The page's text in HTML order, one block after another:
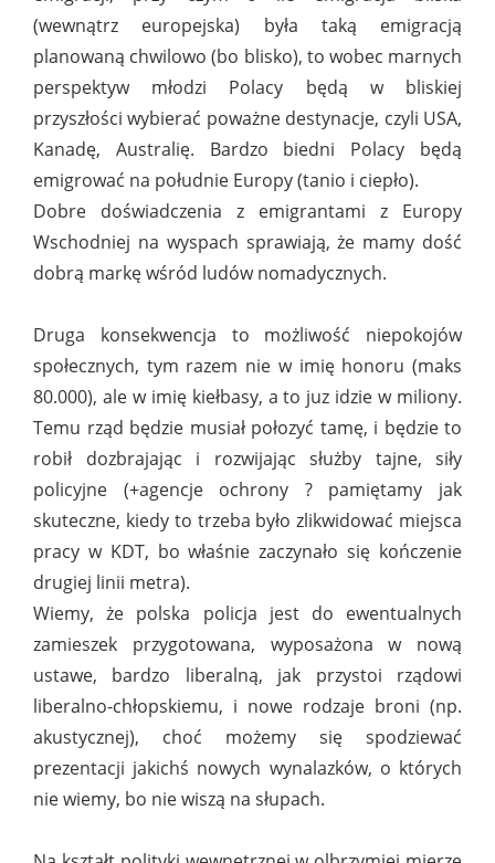
(wewnątrz europejska) była taką emigracją
planowaną chwilowo (bo blisko), to wobec marnych
perspektyw młodzi Polacy będą w bliskiej
przyszłości wybierać poważne destynacje, czyli USA,
Kanadę, Australię. Bardzo biedni Polacy będą
emigrować na południe Europy (tanio i ciepło).
Dobre doświadczenia z emigrantami z Europy
Wschodniej na wyspach sprawiają, że mamy dość
dobrą markę wśród ludów nomadycznych.
Druga konsekwencja to możliwość niepokojów
społecznych, tym razem nie w imię honoru (maks
80.000), ale w imię kiełbasy, a to juz idzie w miliony.
Temu rząd będzie musiał połozyć tamę, i będzie to
robił dozbrajając i rozwijając służby tajne, siły
policyjne (+agencje ochrony ? pamiętamy jak
skuteczne, kiedy to trzeba było zlikwidować miejsca
pracy w KDT, bo właśnie zaczynało się kończenie
drugiej linii metra).
Wiemy, że polska policja jest do ewentualnych
zamieszek przygotowana, wyposażona w nową
ustawe, bardzo liberalną, jak przystoi rządowi
liberalno-chłopskiemu, i nowe rodzaje broni (np.
akustycznej), choć możemy się spodziewać
prezentacji jakichś nowych wynalazków, o których
nie wiemy, bo nie wiszą na słupach.